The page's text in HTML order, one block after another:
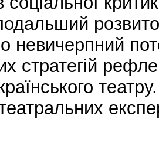
невичерпний
стратегій